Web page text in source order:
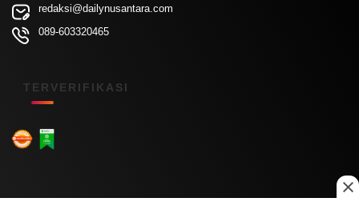
redaksi@dailynusantara.com
089-603320465
TERVERIFIKASI